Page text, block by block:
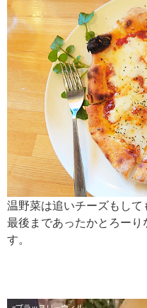
温野菜は追いチーズもして
最後まであったかとろーり
す。